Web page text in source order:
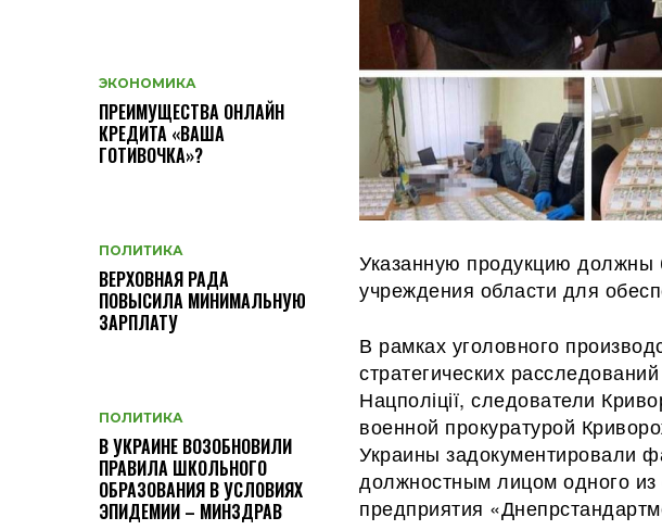
ЭКОНОМИКА
ПРЕИМУЩЕСТВА ОНЛАЙН
КРЕДИТА «ВАША
ГОТИВОЧКА»?
ПОЛИТИКА
ВЕРХОВНАЯ РАДА
ПОВЫСИЛА МИНИМАЛЬНУЮ
ЗАРПЛАТУ
ПОЛИТИКА
В УКРАИНЕ ВОЗОБНОВИЛИ
ПРАВИЛА ШКОЛЬНОГО
ОБРАЗОВАНИЯ В УСЛОВИЯХ
ЭПИДЕМИИ – МИНЗДРАВ
Указанную продукцию должны
учреждения области для
В рамках уголовного
стратегических
Нацполіції, следователи
военной прокуратурой
Украины задокументировали
должностным лицом одного
предприятия